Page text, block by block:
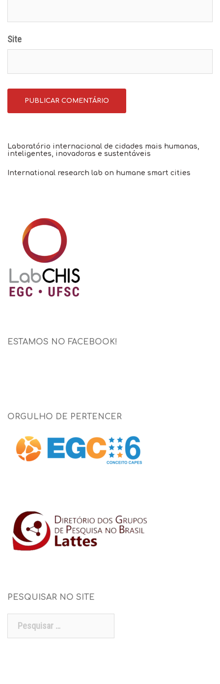
Site
Laboratório internacional de cidades mais humanas,
inteligentes, inovadoras e sustentáveis
International research lab on humane smart cities
ESTAMOS NO FACEBOOK!
ORGULHO DE PERTENCER
PESQUISAR NO SITE
Pesquisar